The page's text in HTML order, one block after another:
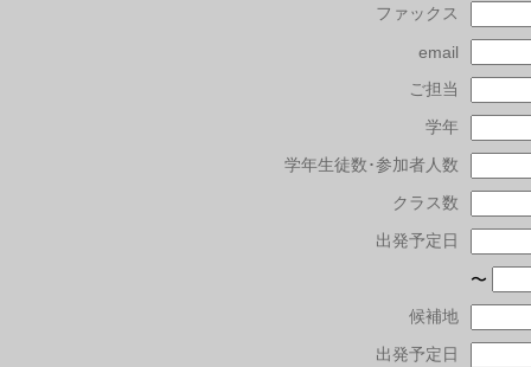
ファックス
email
ご担当
学年
学年生徒数･参加者人数
クラス数
出発予定日
〜
候補地
出発予定日